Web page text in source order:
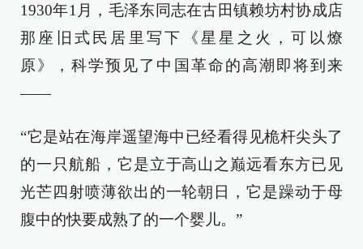
1930年1月，毛泽东同志在古田镇赖坊村协成店
那座旧式民居里写下《星星之火，可以燎
原》，科学预见了中国革命的高潮即将到来
——
“它是站在海岸遥望海中已经看得见桅杆尖头了
的一只航船，它是立于高山之巅远看东方已见
光芒四射喷薄欲出的一轮朝日，它是躁动于母
腹中的快要成熟了的一个婴儿。”